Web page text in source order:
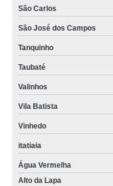
São Carlos
São José dos Campos
Tanquinho
Taubaté
Valinhos
Vila Batista
Vinhedo
itatiaia
Água Vermelha
Alto da Lapa